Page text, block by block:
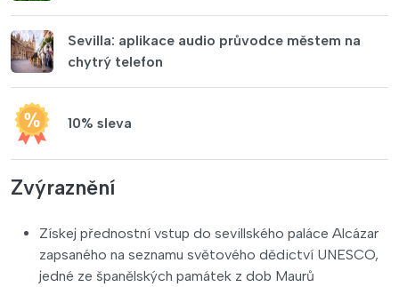
Sevilla: aplikace audio průvodce městem na
chytrý telefon
10% sleva
Zvýraznění
Získej přednostní vstup do sevillského paláce Alcázar
zapsaného na seznamu světového dědictví UNESCO,
jedné ze španělských památek z dob Maurů